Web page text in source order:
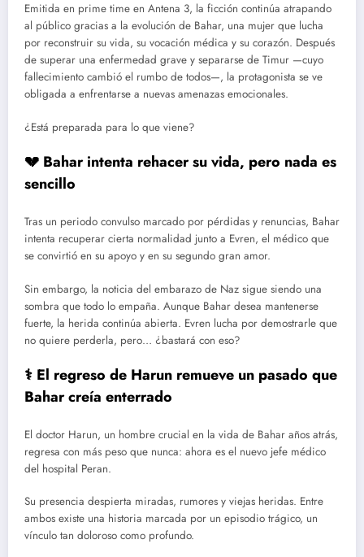
Emitida en prime time en Antena 3, la ficción continúa atrapando
al público gracias a la evolución de Bahar, una mujer que lucha
por reconstruir su vida, su vocación médica y su corazón. Después
de superar una enfermedad grave y separarse de Timur —cuyo
fallecimiento cambió el rumbo de todos—, la protagonista se ve
obligada a enfrentarse a nuevas amenazas emocionales.
¿Está preparada para lo que viene?
💔 Bahar intenta rehacer su vida, pero nada es
sencillo
Tras un periodo convulso marcado por pérdidas y renuncias, Bahar
intenta recuperar cierta normalidad junto a Evren, el médico que
se convirtió en su apoyo y en su segundo gran amor.
Sin embargo, la noticia del embarazo de Naz sigue siendo una
sombra que todo lo empaña. Aunque Bahar desea mantenerse
fuerte, la herida continúa abierta. Evren lucha por demostrarle que
no quiere perderla, pero… ¿bastará con eso?
⚕️ El regreso de Harun remueve un pasado que
Bahar creía enterrado
El doctor Harun, un hombre crucial en la vida de Bahar años atrás,
regresa con más peso que nunca: ahora es el nuevo jefe médico
del hospital Peran.
Su presencia despierta miradas, rumores y viejas heridas. Entre
ambos existe una historia marcada por un episodio trágico, un
vínculo tan doloroso como profundo.